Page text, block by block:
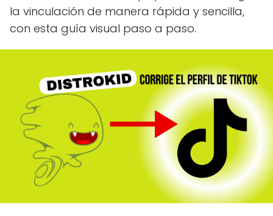
la vinculación de manera rápida y sencilla,
con esta guía visual paso a paso.